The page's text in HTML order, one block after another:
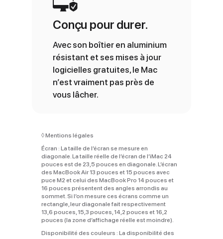
Conçu pour durer.
Avec son boîtier en aluminium
résistant et ses mises à jour
logicielles gratuites, le Mac
n’est vraiment pas près de
vous lâcher.
◊Mentions légales
Écran : La taille de l’écran se mesure en
diagonale. La taille réelle de l’écran de l’iMac 24
pouces est de 23,5 pouces en diagonale. L’écran
des MacBook Air 13 pouces et 15 pouces avec
puce M2 et celui des MacBook Pro 14 pouces et
16 pouces présentent des angles arrondis au
sommet. Si l’on mesure ces écrans comme un
rectangle, leur diagonale fait respectivement
13,6 pouces, 15,3 pouces, 14,2 pouces et 16,2
pouces (la zone d’affichage réelle est moindre).
Disponibilité des couleurs : La disponibilité des